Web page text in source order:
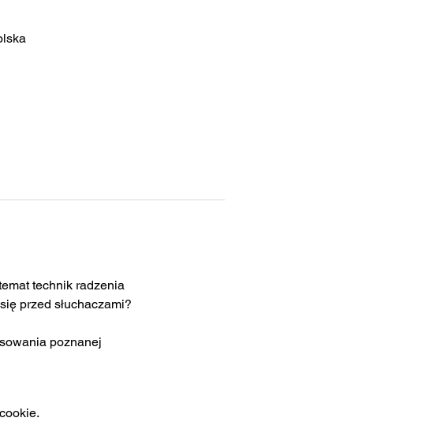
technik radzenia
przed słuchaczami?
poznanej